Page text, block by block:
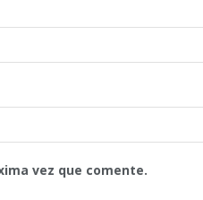
vez que comente.